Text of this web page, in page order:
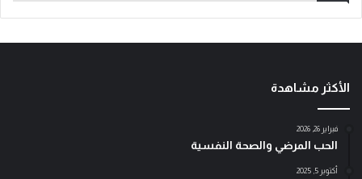
الأكثر مشاهدة
فبراير 26, 2026
الحب المرضي والصحة النفسية
أكتوبر 5, 2025